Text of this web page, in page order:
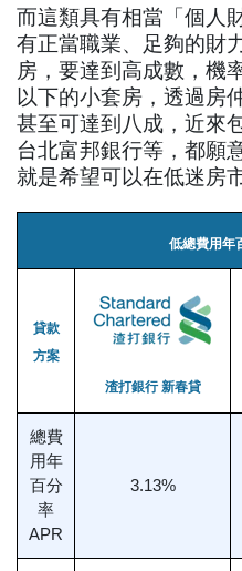
而這類具有相當「個人
有正當職業、足夠的財
房，要達到高成數，機
以下的小套房，透過房
甚至可達到八成，近來
台北富邦銀行等，都願
就是希望可以在低迷房
低總費用年
貸款
方案
渣打銀行 新春貸
總費
用年
百分
率
APR
3.13%